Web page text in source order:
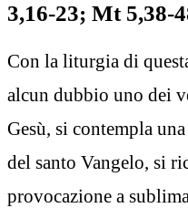
3,16-23; Mt 5,38-
Con la liturgia di
alcun dubbio uno dei
Gesù, si contempla
del santo Vangelo, si
provocazione a